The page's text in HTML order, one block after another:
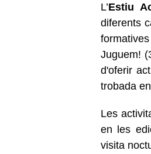
L’Estiu
diferents
Juguem!
d'oferir
trobada
Les
en les
visita